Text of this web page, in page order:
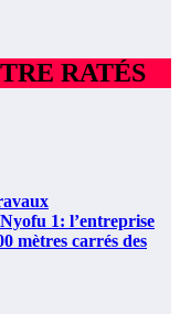
RATÉS
1: l’entreprise
mètres carrés des